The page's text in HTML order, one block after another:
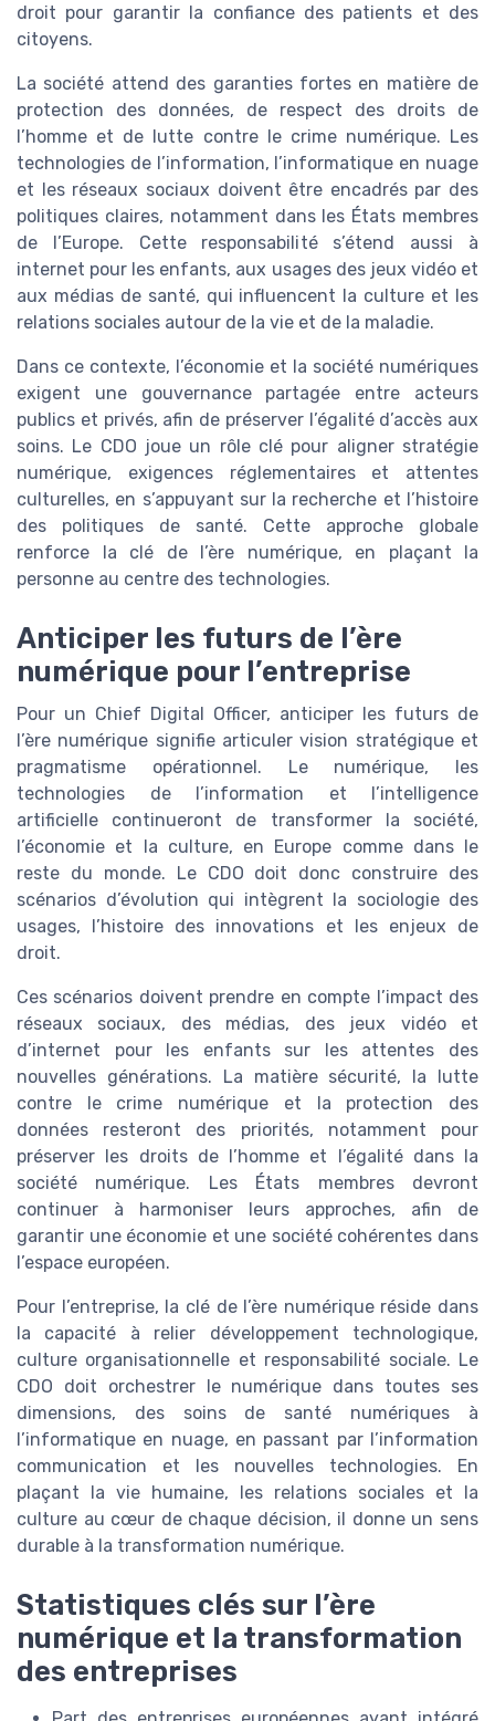
droit pour garantir la confiance des patients et des
citoyens.
La société attend des garanties fortes en matière de
protection des données, de respect des droits de
l’homme et de lutte contre le crime numérique. Les
technologies de l’information, l’informatique en nuage
et les réseaux sociaux doivent être encadrés par des
politiques claires, notamment dans les États membres
de l’Europe. Cette responsabilité s’étend aussi à
internet pour les enfants, aux usages des jeux vidéo et
aux médias de santé, qui influencent la culture et les
relations sociales autour de la vie et de la maladie.
Dans ce contexte, l’économie et la société numériques
exigent une gouvernance partagée entre acteurs
publics et privés, afin de préserver l’égalité d’accès aux
soins. Le CDO joue un rôle clé pour aligner stratégie
numérique, exigences réglementaires et attentes
culturelles, en s’appuyant sur la recherche et l’histoire
des politiques de santé. Cette approche globale
renforce la clé de l’ère numérique, en plaçant la
personne au centre des technologies.
Anticiper les futurs de l’ère
numérique pour l’entreprise
Pour un Chief Digital Officer, anticiper les futurs de
l’ère numérique signifie articuler vision stratégique et
pragmatisme opérationnel. Le numérique, les
technologies de l’information et l’intelligence
artificielle continueront de transformer la société,
l’économie et la culture, en Europe comme dans le
reste du monde. Le CDO doit donc construire des
scénarios d’évolution qui intègrent la sociologie des
usages, l’histoire des innovations et les enjeux de
droit.
Ces scénarios doivent prendre en compte l’impact des
réseaux sociaux, des médias, des jeux vidéo et
d’internet pour les enfants sur les attentes des
nouvelles générations. La matière sécurité, la lutte
contre le crime numérique et la protection des
données resteront des priorités, notamment pour
préserver les droits de l’homme et l’égalité dans la
société numérique. Les États membres devront
continuer à harmoniser leurs approches, afin de
garantir une économie et une société cohérentes dans
l’espace européen.
Pour l’entreprise, la clé de l’ère numérique réside dans
la capacité à relier développement technologique,
culture organisationnelle et responsabilité sociale. Le
CDO doit orchestrer le numérique dans toutes ses
dimensions, des soins de santé numériques à
l’informatique en nuage, en passant par l’information
communication et les nouvelles technologies. En
plaçant la vie humaine, les relations sociales et la
culture au cœur de chaque décision, il donne un sens
durable à la transformation numérique.
Statistiques clés sur l’ère
numérique et la transformation
des entreprises